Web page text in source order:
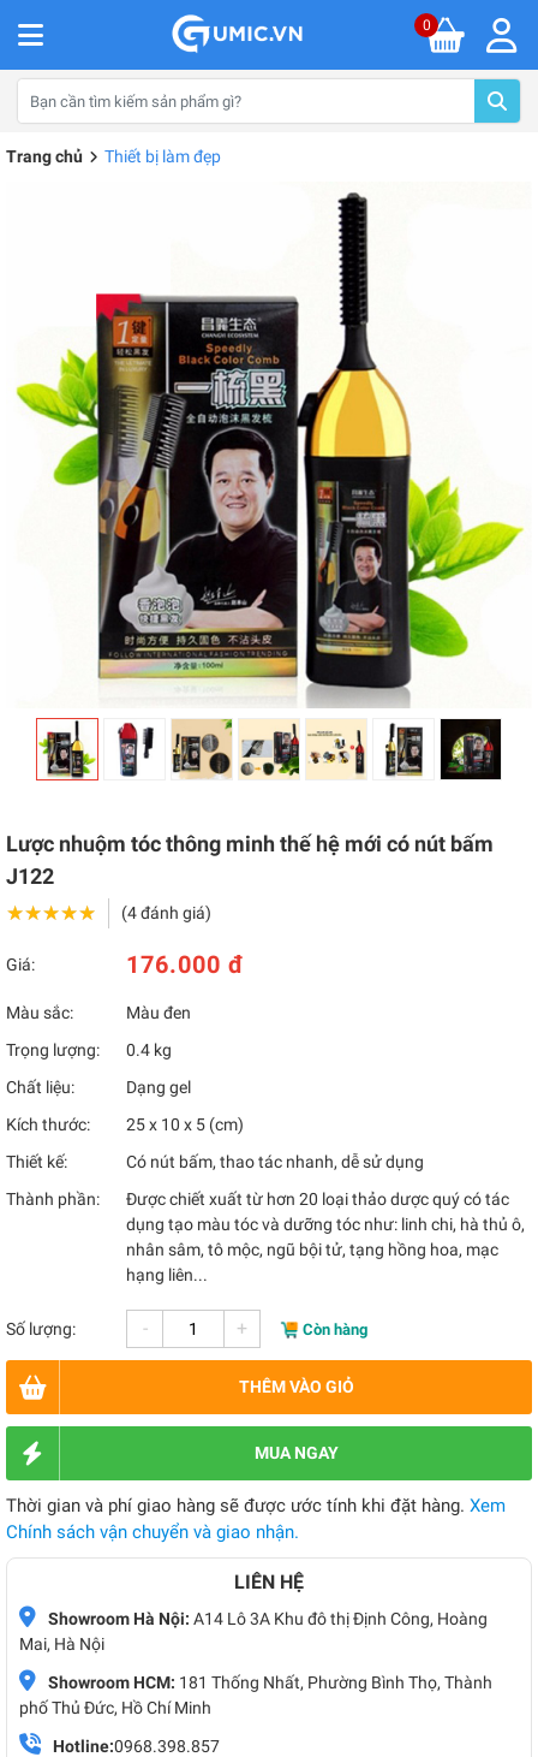
0
Trang chủ Thiết bị làm đẹp
Lược nhuộm tóc thông minh thế hệ mới có nút bấm
J122
★★★★★
★★★★★ (4 đánh giá)
Giá: 176.000 đ
Màu sắc:
Màu đen
Trọng lượng:
0.4 kg
Chất liệu:
Dạng gel
Kích thước:
25 x 10 x 5 (cm)
Thiết kế:
Có nút bấm, thao tác nhanh, dễ sử dụng
Thành phần:
Được chiết xuất từ hơn 20 loại thảo dược quý có tác
dụng tạo màu tóc và dưỡng tóc như: linh chi, hà thủ ô,
nhân sâm, tô mộc, ngũ bội tử, tạng hồng hoa, mạc
hạng liên...
Số lượng: - + Còn hàng
THÊM VÀO GIỎ
MUA NGAY
Thời gian và phí giao hàng sẽ được ước tính khi đặt hàng. Xem
Chính sách vận chuyển và giao nhận.
LIÊN HỆ
Showroom Hà Nội: A14 Lô 3A Khu đô thị Định Công, Hoàng
Mai, Hà Nội
Showroom HCM: 181 Thống Nhất, Phường Bình Thọ, Thành
phố Thủ Đức, Hồ Chí Minh
Hotline:0968.398.857